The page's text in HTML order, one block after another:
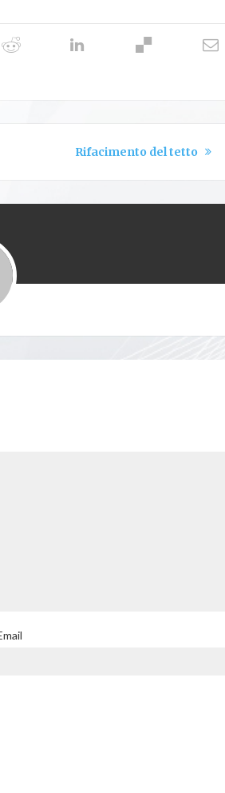
Rifacimento del tetto